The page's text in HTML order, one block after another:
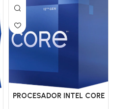
PROCESADOR INTEL CORE